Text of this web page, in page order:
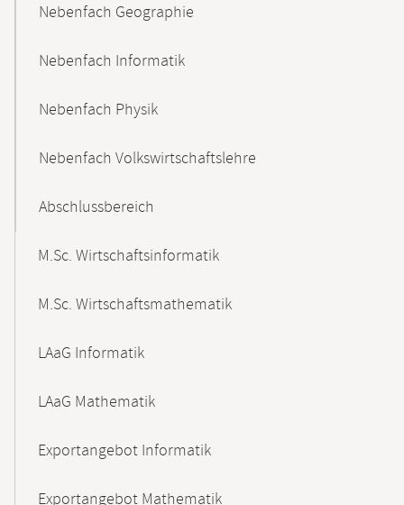
Nebenfach Geographie
Nebenfach Informatik
Nebenfach Physik
Nebenfach Volkswirtschaftslehre
Abschlussbereich
M.Sc. Wirtschaftsinformatik
M.Sc. Wirtschaftsmathematik
LAaG Informatik
LAaG Mathematik
Exportangebot Informatik
Exportangebot Mathematik